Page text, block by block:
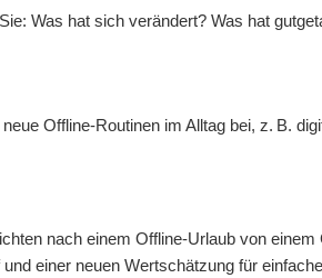
Was hat sich verändert? Was hat
Offline-Routinen im Alltag bei, z. B.
nach einem Offline-Urlaub von einem
einer neuen Wertschätzung für